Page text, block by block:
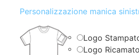
Personalizzazione manica
Logo
Logo Ricamato